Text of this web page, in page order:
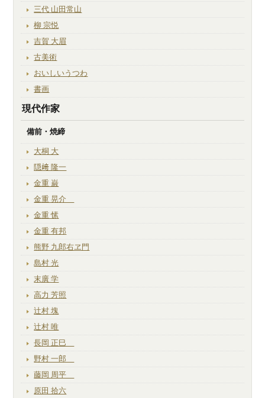
三代 山田常山
柳 宗悦
吉賀 大眉
古美術
おいしいうつわ
書画
現代作家
備前・焼締
大桐 大
隠﨑 隆一
金重 巌
金重 晃介
金重 愫
金重 有邦
熊野 九郎右ヱ門
島村 光
末廣 学
高力 芳照
辻村 塊
辻村 唯
長岡 正巳
野村 一郎
藤岡 周平
原田 拾六